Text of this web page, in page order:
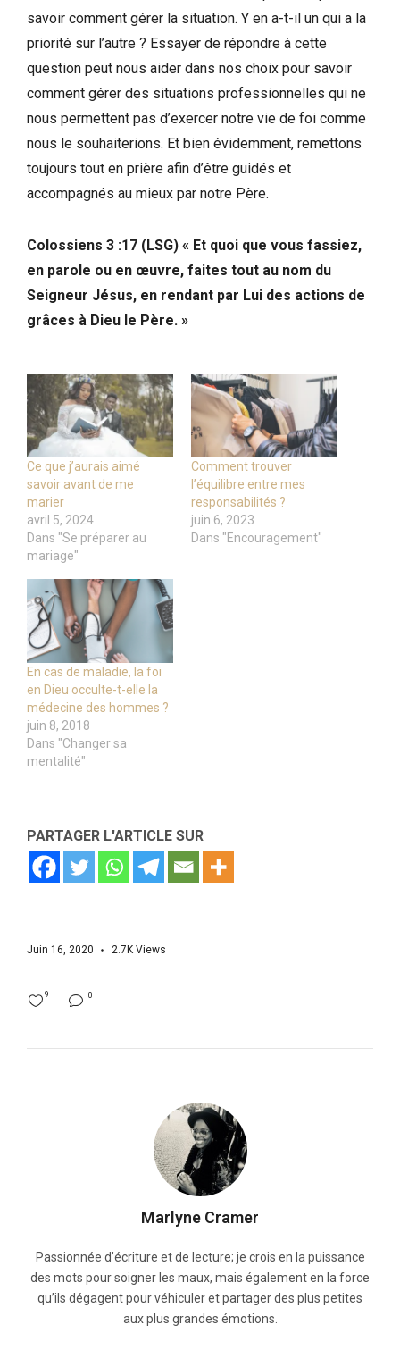
savoir comment gérer la situation. Y en a-t-il un qui a la
priorité sur l’autre ? Essayer de répondre à cette
question peut nous aider dans nos choix pour savoir
comment gérer des situations professionnelles qui ne
nous permettent pas d’exercer notre vie de foi comme
nous le souhaiterions. Et bien évidemment, remettons
toujours tout en prière afin d’être guidés et
accompagnés au mieux par notre Père.
Colossiens 3 :17 (LSG) « Et quoi que vous fassiez,
en parole ou en œuvre, faites tout au nom du
Seigneur Jésus, en rendant par Lui des actions de
grâces à Dieu le Père. »
Ce que j’aurais aimé
savoir avant de me
marier
avril 5, 2024
Dans "Se préparer au
mariage"
Comment trouver
l’équilibre entre mes
responsabilités ?
juin 6, 2023
Dans "Encouragement"
En cas de maladie, la foi
en Dieu occulte-t-elle la
médecine des hommes ?
juin 8, 2018
Dans "Changer sa
mentalité"
PARTAGER L'ARTICLE SUR
Juin 16, 2020 2.7K Views
0
9
Marlyne Cramer
Passionnée d’écriture et de lecture; je crois en la puissance
des mots pour soigner les maux, mais également en la force
qu’ils dégagent pour véhiculer et partager des plus petites
aux plus grandes émotions.